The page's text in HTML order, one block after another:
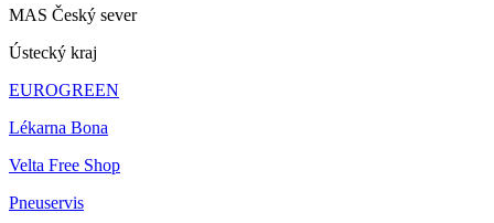
MAS Český sever
Ústecký kraj
EUROGREEN
Lékarna Bona
Velta Free Shop
Pneuservis